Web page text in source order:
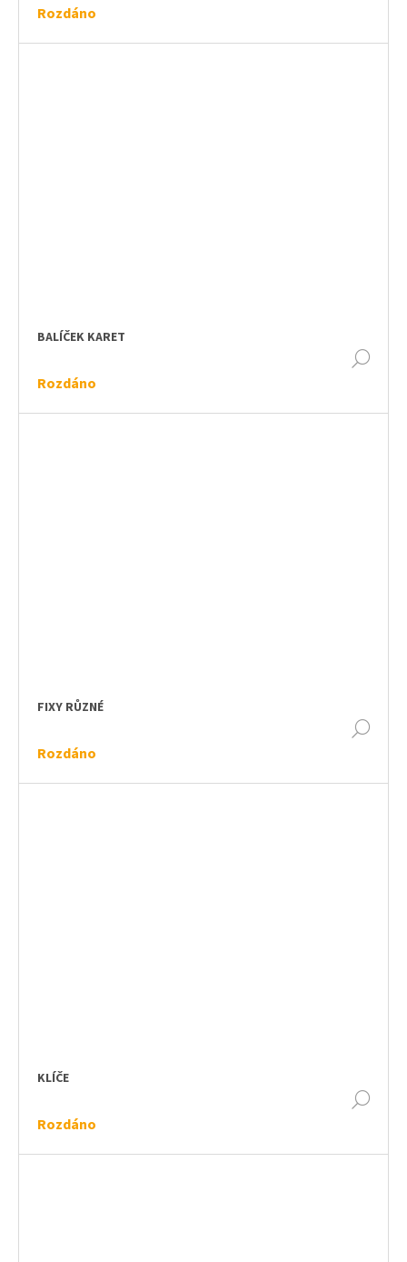
Rozdáno
BALÍČEK KARET
Rozdáno
FIXY RŮZNÉ
Rozdáno
KLÍČE
Rozdáno